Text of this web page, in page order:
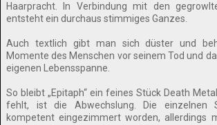
Haarpracht. In Verbindung mit den
entsteht ein durchaus stimmiges Ganzes.
Auch textlich gibt man sich düster und
Momente des Menschen vor seinem Tod und
eigenen Lebensspanne.
So bleibt „Epitaph“ ein feines Stück Death
fehlt, ist die Abwechslung. Die einzelnen
kompetent eingezimmert worden, allerdings